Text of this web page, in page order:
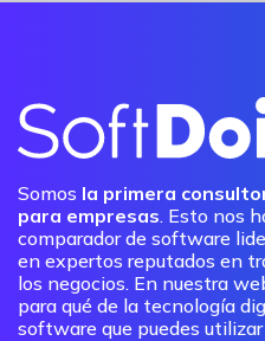
Somos la primera
para empresas. Esto nos
comparador de software
en expertos reputados en
los negocios. En nuestra
para qué de la tecnología
software que puedes